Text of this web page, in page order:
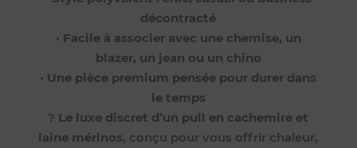
décontracté
• Facile à associer avec une chemise, un
blazer, un jean ou un chino
• Une pièce premium pensée pour durer dans
le temps
? Le luxe discret d’un pull en cachemire et
laine mérinos, conçu pour vous offrir chaleur,